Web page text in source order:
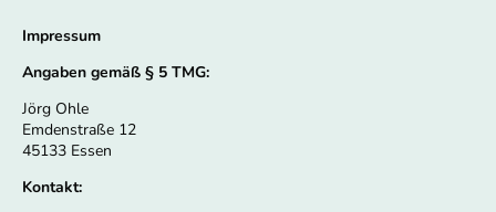
Impressum
Angaben gemäß § 5 TMG:
Jörg Ohle
Emdenstraße 12
45133 Essen
Kontakt: